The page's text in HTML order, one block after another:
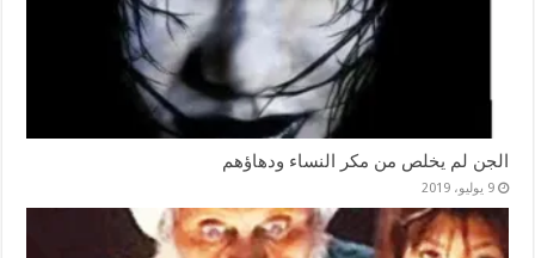
الجن لم يخلص من مكر النساء ودهاؤهم
9 يوليو، 2019